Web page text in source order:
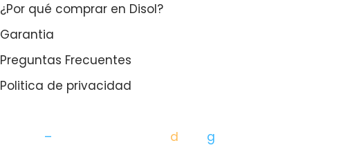
¿Por qué comprar en Disol?
Garantia
Preguntas Frecuentes
Politica de privacidad
– d g